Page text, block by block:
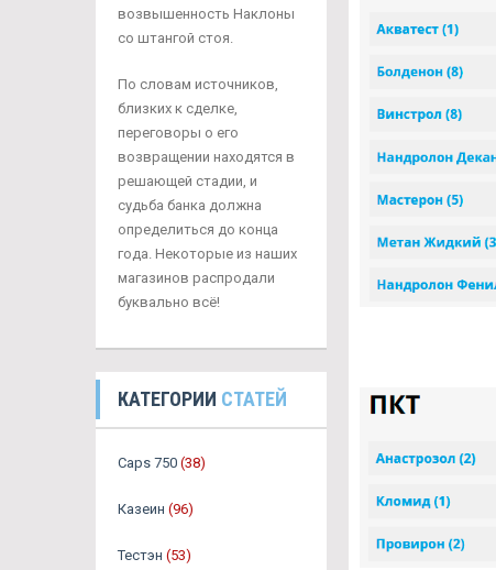
возвышенность Наклоны
со штангой стоя.
По словам источников,
близких к сделке,
переговоры о его
возвращении находятся в
решающей стадии, и
судьба банка должна
определиться до конца
года. Некоторые из наших
магазинов распродали
буквально всё!
КАТЕГОРИИ СТАТЕЙ
Caps 750 (38)
Казеин (96)
Тестэн (53)